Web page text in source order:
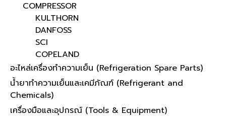
COMPRESSOR
KULTHORN
DANFOSS
SCI
COPELAND
อะไหล่เครื่องทำความเย็น (Refrigeration Spare Parts)
น้ำยาทำความเย็นและเคมีภัณฑ์ (Refrigerant and
Chemicals)
เครื่องมือและอุปกรณ์ (Tools & Equipment)